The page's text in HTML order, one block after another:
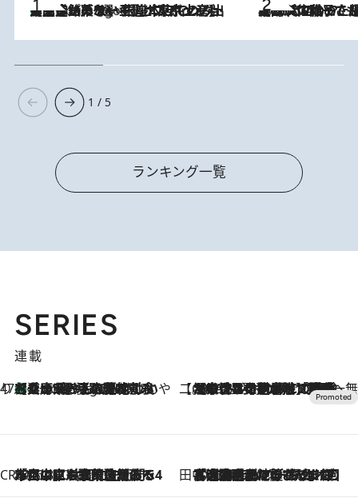
4 Hours Ago
【間違いのない王道・東京土産】資生堂パーラー 銀座本店でのみ出会える銘菓5選《極上プディング・濃厚チーズケーキ・ボンボンショコラほか》 2026.8.5
【阿川佐和子さんの年とる力】なぜ70代で始めた趣味は“こんなに楽しい”のか？ ピアノ、俳句…スランプに陥っても続けられる“ある秘訣”とは
1 / 5
ランキング一覧
SERIES
連載
47都道府県の手みやげ ひんやりスイーツで夏を満喫
4 Hours Ago
【兵庫県】この夏絶対食べたい 冷やしておいしいおやつ3選 淡路島の恵みをジェラートに集約 【CREA×星野リゾート】唯一無二。癒しと発見が待つ場所へ
2026.8.7
【トンボの足水浴】ヒノキの香りに包まれて涼感マックス！約13℃の湧水かけ流しを避暑地「星野温泉 トンボの湯」で体験
CREA'S CHOICE
2026.8.7
「立川にも歌舞伎があるんだよ」 片岡仁左衛門・市川中車ら豪華座組みで4年目の立川立飛歌舞伎へ 田中稲の勝手に再ブーム
2026.8.7
「湘南乃風に憧れて」観客大盛上がりの“タオル回し”に、ラッパー顔負けの高速歌唱まで…さだまさし（74）のアグレッシブすぎる現在地